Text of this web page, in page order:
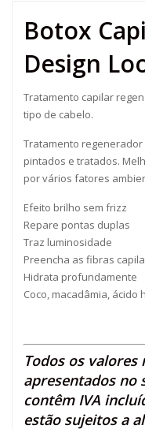
Botox
Design
Tratamento capilar
tipo de cabelo.
Tratamento
pintados e tratados.
por vários fatores
Efeito brilho sem frizz
Repare pontas duplas
Traz luminosidade
Preencha as fibras
Hidrata profundamente
Coco, macadâmia, ácido
Todos os
apresentados no
contêm IVA
estão sujeitos a